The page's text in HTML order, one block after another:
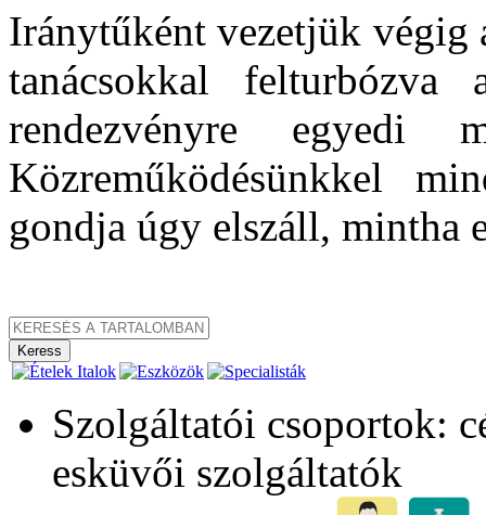
Iránytűként vezetjük végig
tanácsokkal
rendezvényre egyedi
Közreműködésünkkel
gondja úgy elszáll, mintha
Szolgáltatói csoportok:
esküvői szolgáltatók